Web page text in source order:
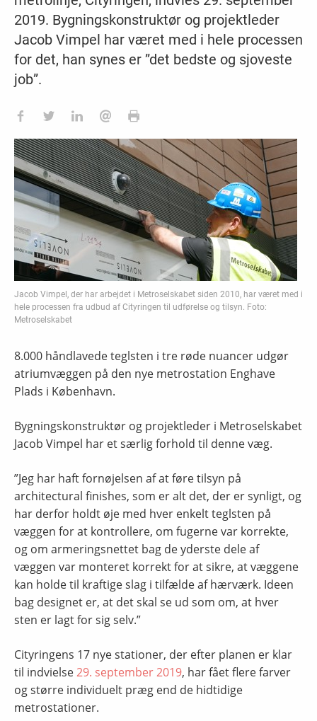
2019. Bygningskonstruktør og projektleder
Jacob Vimpel har været med i hele processen
for det, han synes er ”det bedste og sjoveste
job”.
Jacob Vimpel, der har arbejdet i Metroselskabet siden 2010, har været med i
hele processen fra udbud af Cityringen til udførelse og tilsyn. Foto:
Metroselskabet
8.000 håndlavede teglsten i tre røde nuancer udgør
atriumvæggen på den nye metrostation Enghave
Plads i København.
Bygningskonstruktør og projektleder i Metroselskabet
Jacob Vimpel har et særlig forhold til denne væg.
”Jeg har haft fornøjelsen af at føre tilsyn på
architectural finishes, som er alt det, der er synligt, og
har derfor holdt øje med hver enkelt teglsten på
væggen for at kontrollere, om fugerne var korrekte,
og om armeringsnettet bag de yderste dele af
væggen var monteret korrekt for at sikre, at væggene
kan holde til kraftige slag i tilfælde af hærværk. Ideen
bag designet er, at det skal se ud som om, at hver
sten er lagt for sig selv.”
Cityringens 17 nye stationer, der efter planen er klar
til indvielse29. september 2019, har fået flere farver
og større individuelt præg end de hidtidige
metrostationer.